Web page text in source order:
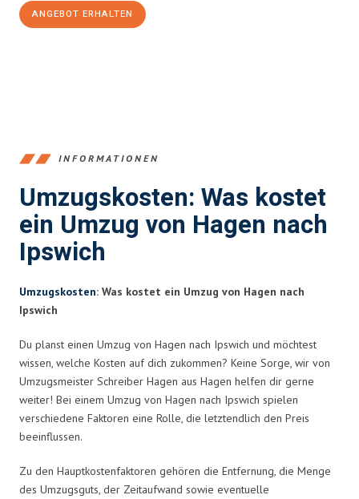
ANGEBOT ERHALTEN
INFORMATIONEN
Umzugskosten: Was kostet
ein Umzug von Hagen nach
Ipswich
Umzugskosten: Was kostet ein Umzug von Hagen nach
Ipswich
Du planst einen Umzug von Hagen nach Ipswich und möchtest
wissen, welche Kosten auf dich zukommen? Keine Sorge, wir von
Umzugsmeister Schreiber Hagen aus Hagen helfen dir gerne
weiter! Bei einem Umzug von Hagen nach Ipswich spielen
verschiedene Faktoren eine Rolle, die letztendlich den Preis
beeinflussen.
Zu den Hauptkostenfaktoren gehören die Entfernung, die Menge
des Umzugsguts, der Zeitaufwand sowie eventuelle